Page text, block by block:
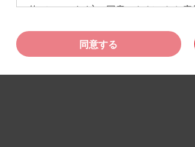
約」といいます）に同意いただいたお
ます）の利用を許諾いたします。
お客様が「同意する」ボタンをクリッ
約及びCAD図データ利用規約に同意
同意する